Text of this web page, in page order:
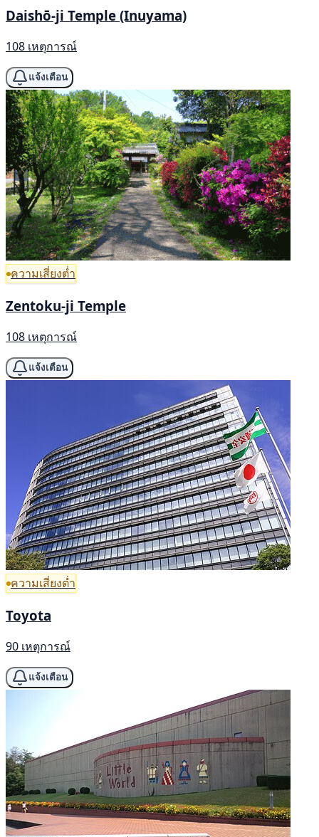
Daishō-ji Temple (Inuyama)
108 เหตุการณ์
แจ้งเตือน
ความเสี่ยงต่ำ
Zentoku-ji Temple
108 เหตุการณ์
แจ้งเตือน
ความเสี่ยงต่ำ
Toyota
90 เหตุการณ์
แจ้งเตือน